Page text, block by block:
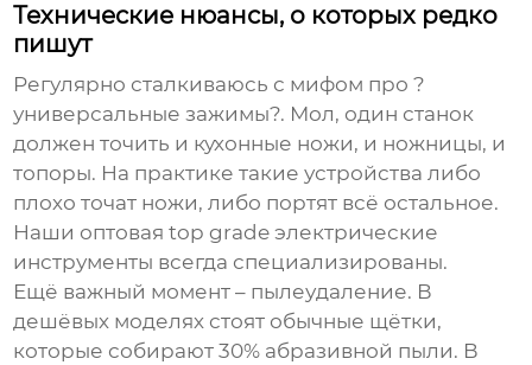
Технические нюансы, о которых редко
пишут
Регулярно сталкиваюсь с мифом про ?
универсальные зажимы?. Мол, один станок
должен точить и кухонные ножи, и ножницы, и
топоры. На практике такие устройства либо
плохо точат ножи, либо портят всё остальное.
Наши оптовая top grade электрические
инструменты всегда специализированы.
Ещё важный момент – пылеудаление. В
дешёвых моделях стоят обычные щётки,
которые собирают 30% абразивной пыли. В